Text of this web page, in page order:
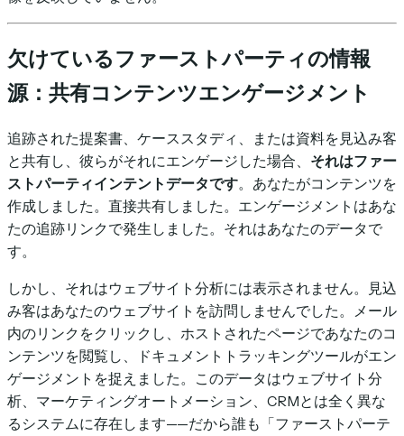
欠けているファーストパーティの情報
源：共有コンテンツエンゲージメント
追跡された提案書、ケーススタディ、または資料を見込み客
と共有し、彼らがそれにエンゲージした場合、 それはファー
ストパーティインテントデータです。あなたがコンテンツを
作成しました。直接共有しました。エンゲージメントはあな
たの追跡リンクで発生しました。それはあなたのデータで
す。
しかし、それはウェブサイト分析には表示されません。見込
み客はあなたのウェブサイトを訪問しませんでした。メール
内のリンクをクリックし、ホストされたページであなたのコ
ンテンツを閲覧し、ドキュメントトラッキングツールがエン
ゲージメントを捉えました。このデータはウェブサイト分
析、マーケティングオートメーション、CRMとは全く異な
るシステムに存在します——だから誰も「ファーストパーテ